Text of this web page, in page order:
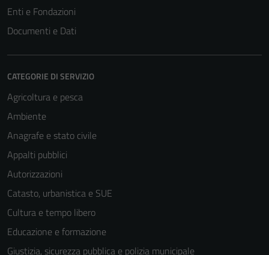
Enti e Fondazioni
Documenti e Dati
CATEGORIE DI SERVIZIO
Agricoltura e pesca
Ambiente
Anagrafe e stato civile
Appalti pubblici
Autorizzazioni
Catasto, urbanistica e SUE
Cultura e tempo libero
Educazione e formazione
Giustizia, sicurezza pubblica e polizia municipale